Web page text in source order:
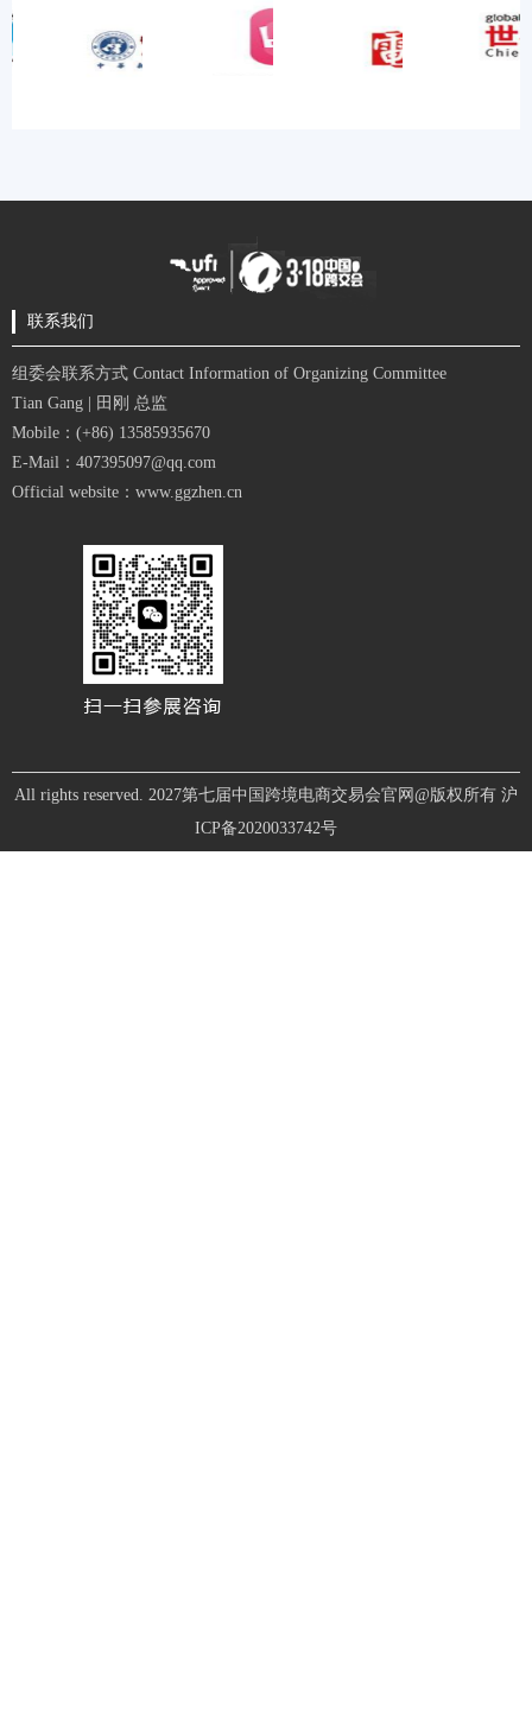
联系我们
组委会联系方式 Contact Information of Organizing Committee
Tian Gang | 田刚 总监
Mobile：(+86) 13585935670
E-Mail：407395097@qq.com
Official website：www.ggzhen.cn
All rights reserved. 2027第七届中国跨境电商交易会官网@版权所有 沪
ICP备2020033742号